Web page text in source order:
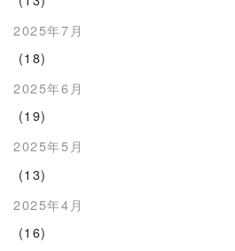
2025年7月
(18)
2025年6月
(19)
2025年5月
(13)
2025年4月
(16)